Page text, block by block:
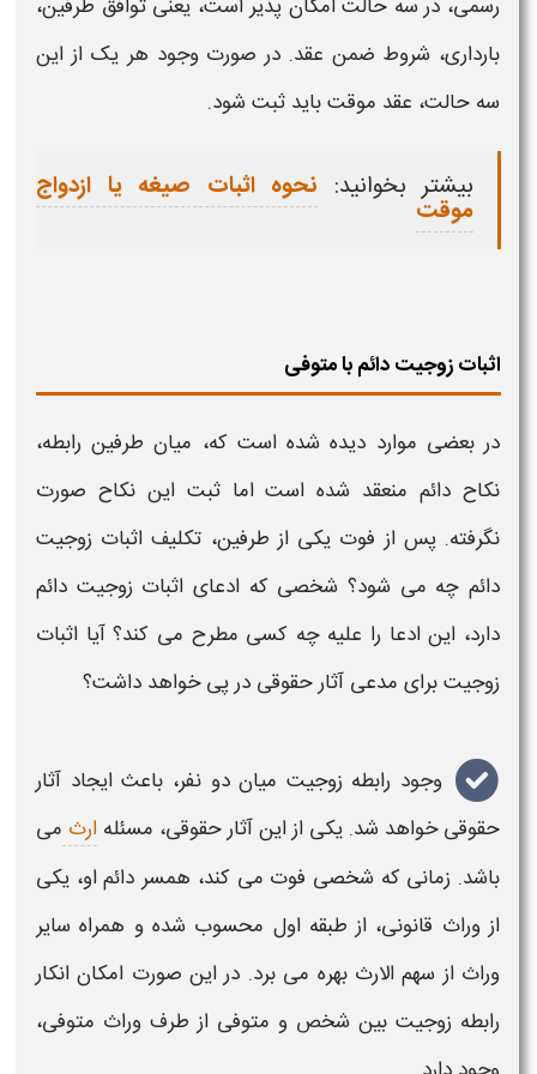
بارداری، شروط ضمن عقد. در صورت وجود هر یک از این
سه حالت، عقد موقت باید ثبت شود.
بیشتر بخوانید: نحوه اثبات صیغه یا ازدواج
موقت
اثبات زوجیت دائم با متوفی
در بعضی موارد دیده شده است که، میان طرفین رابطه،
نکاح دائم منعقد شده است اما ثبت این نکاح صورت
نگرفته. پس از فوت یکی از طرفین، تکلیف اثبات زوجیت
دائم چه می شود؟ شخصی که ادعای اثبات زوجیت دائم
دارد، این ادعا را علیه چه کسی مطرح می کند؟ آیا اثبات
زوجیت برای مدعی آثار حقوقی در پی خواهد داشت؟
وجود رابطه زوجیت میان دو نفر، باعث ایجاد آثار
حقوقی خواهد شد. یکی از این آثار حقوقی، مسئله ارث می
باشد. زمانی که شخصی فوت می کند، همسر دائم او، یکی
از وراث قانونی، از طبقه اول محسوب شده و همراه سایر
وراث از سهم الارث بهره می برد. در این صورت امکان انکار
رابطه زوجیت بین شخص و متوفی از طرف وراث متوفی،